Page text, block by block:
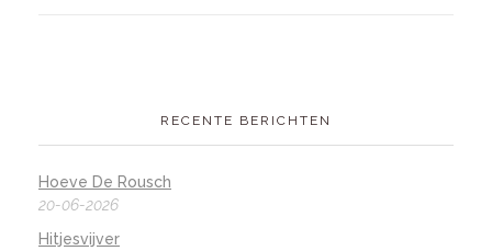
RECENTE BERICHTEN
Hoeve De Rousch
20-06-2026
Hitjesvijver